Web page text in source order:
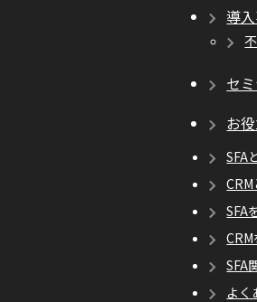
導
セ
お
SFA
SFA
SFA
よく